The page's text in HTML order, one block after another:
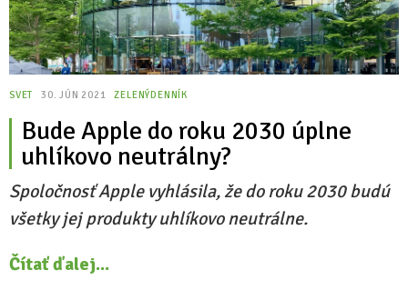
SVET 30. JÚN 2021 ZELENÝDENNÍK
Bude Apple do roku 2030 úplne
uhlíkovo neutrálny?
Spoločnosť Apple vyhlásila, že do roku 2030 budú
všetky jej produkty uhlíkovo neutrálne.
Čítať ďalej...